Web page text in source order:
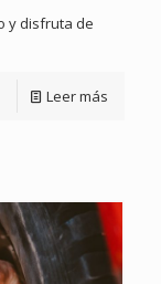
y disfruta de
Leer más